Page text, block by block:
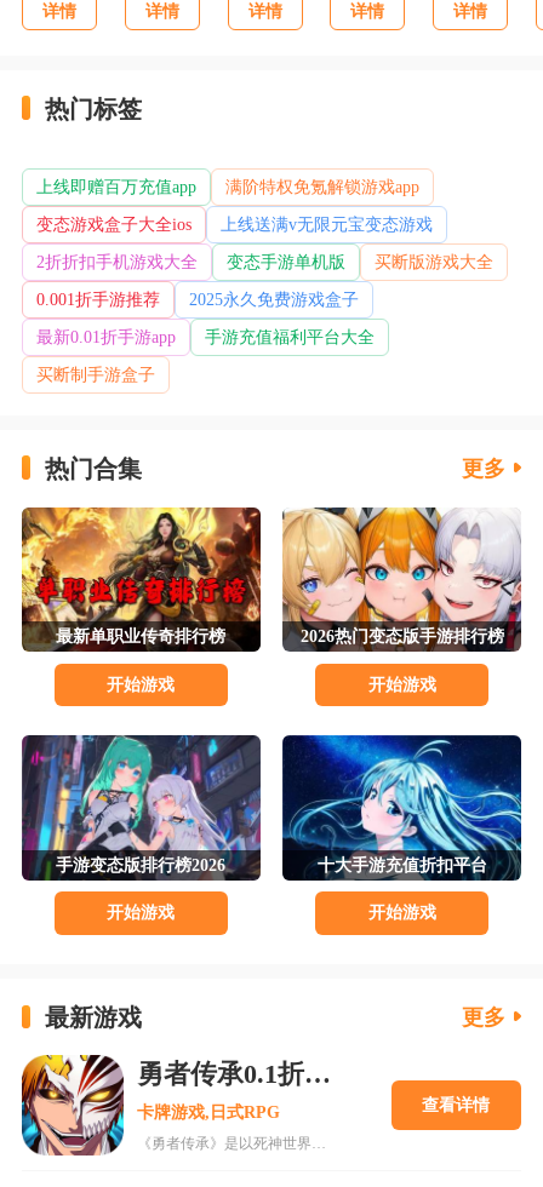
龙城传奇（风云大极品红包版）游戏活动
《龙城传奇(风云大极品红包版)》转游转区活动(线
下申请)
注意：转游和转区不可同时享受，仅能享受其中一
转区规则：老区充值1000元以上，当前角色充值超
过1000元的玩家，可享受转区福利，转区上限金额不超
过上个区的充值，老区角色封禁
申请方式：联系客服申请。
转区比例：1元=1个代币。例如1000给1000个代币
注意：每次申请金额不得低于1000元，转区成功后
老区角色封禁
如果转完后老区还有多余金额则新区可以继续充值
重新满足1000元以上再次申请，直到老区额度用完。
转游规则：老游戏充值1000元以上，当前角色充值
超过1000元的玩家，可享受转游福利，转游上限金额不
超过上款游戏的充值
注意：每次申请金额不得低于1000元
如果转完后老游戏还有多余1000以上额度则新游戏
详情 详情 详情 详情 详情
热门标签
上线即赠百万充值app
满阶特权免氪解锁游戏app
变态游戏盒子大全ios
上线送满v无限元宝变态游戏
2折折扣手机游戏大全
变态手游单机版
买断版游戏大全
0.001折手游推荐
2025永久免费游戏盒子
最新0.01折手游app
手游充值福利平台大全
买断制手游盒子
热门合集 更多
最新单职业传奇排行榜
开始游戏
2026热门变态版手游排行榜
开始游戏
手游变态版排行榜2026
开始游戏
十大手游充值折扣平台
开始游戏
最新游戏 更多
勇者传承0.1折死神觉醒版
卡牌游戏,日式RPG 查看详情